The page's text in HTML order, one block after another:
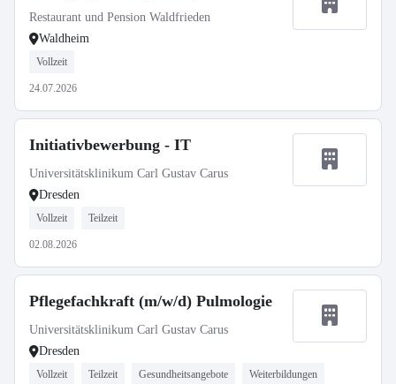
Restaurant und Pension Waldfrieden
Waldheim
Vollzeit
24.07.2026
Initiativbewerbung - IT
Universitätsklinikum Carl Gustav Carus
Dresden
Vollzeit Teilzeit
02.08.2026
Pflegefachkraft (m/w/d) Pulmologie
Universitätsklinikum Carl Gustav Carus
Dresden
Vollzeit Teilzeit Gesundheitsangebote Weiterbildungen